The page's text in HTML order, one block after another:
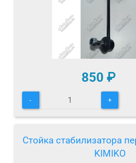
850 ₽
- +
Стойка стабилизатора
KIMIKO